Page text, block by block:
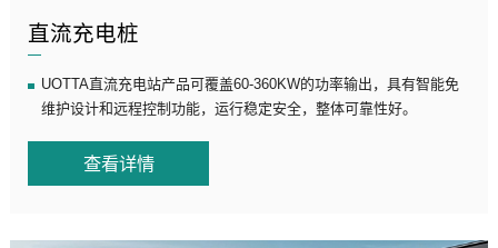
直流充电桩
UOTTA直流充电站产品可覆盖60-360KW的功率输出，具有智能免
维护设计和远程控制功能，运行稳定安全，整体可靠性好。
查看详情